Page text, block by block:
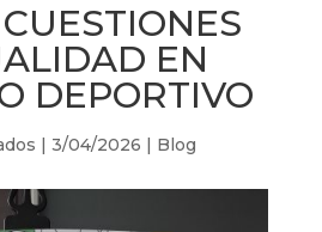
EN
DEPORTIVO
| 3/04/2026 | Blog